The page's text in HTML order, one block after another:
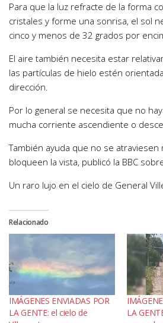
Para que la luz refracte de la forma
cristales y forme una sonrisa, el sol
cinco y menos de 32 grados por
El aire también necesita estar
las partículas de hielo estén
dirección.
Por lo general se necesita que no
mucha corriente ascendiente o
También ayuda que no se
bloqueen la vista, publicó la BBC
Un raro lujo en el cielo de General
Relacionado
IMÁGENES ENVIADAS POR
LA GENTE: el cielo de
LA